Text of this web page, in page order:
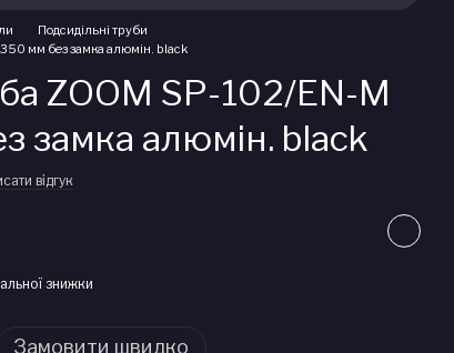
Подсидільні труби
мм без замка алюмін. black
ZOOM SP-102/EN-M
замка алюмін. black
відгук
знижки
Замовити швидко